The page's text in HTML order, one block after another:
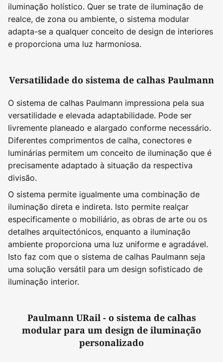
iluminação holístico. Quer se trate de iluminação de
realce, de zona ou ambiente, o sistema modular
adapta-se a qualquer conceito de design de interiores
e proporciona uma luz harmoniosa.
Versatilidade do sistema de calhas Paulmann
O sistema de calhas Paulmann impressiona pela sua
versatilidade e elevada adaptabilidade. Pode ser
livremente planeado e alargado conforme necessário.
Diferentes comprimentos de calha, conectores e
luminárias permitem um conceito de iluminação que é
precisamente adaptado à situação da respectiva
divisão.
O sistema permite igualmente uma combinação de
iluminação direta e indireta. Isto permite realçar
especificamente o mobiliário, as obras de arte ou os
detalhes arquitectónicos, enquanto a iluminação
ambiente proporciona uma luz uniforme e agradável.
Isto faz com que o sistema de calhas Paulmann seja
uma solução versátil para um design sofisticado de
iluminação interior.
Paulmann URail - o sistema de calhas
modular para um design de iluminação
personalizado